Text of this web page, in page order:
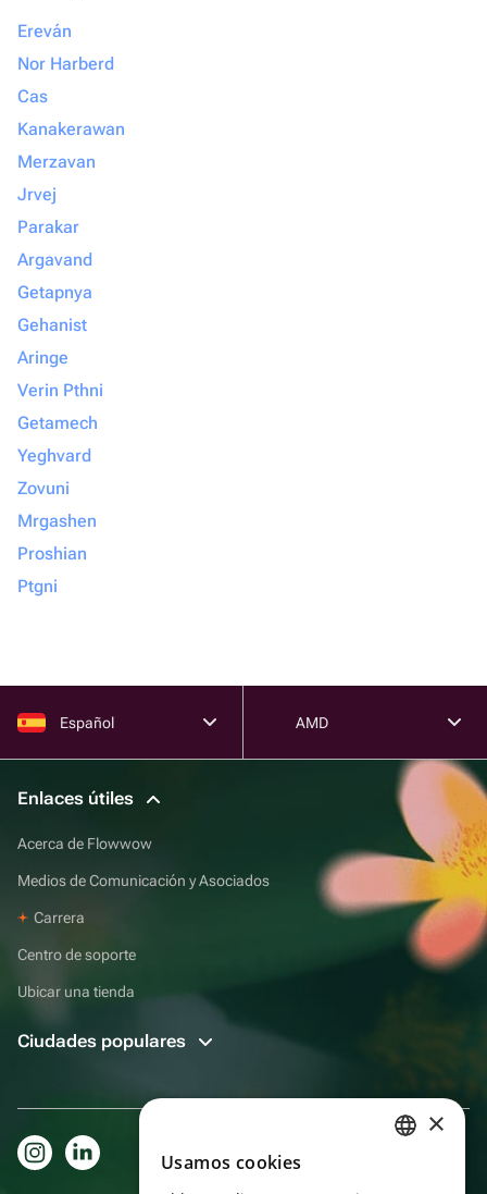
Ereván
Nor Harberd
Cas
Kanakerawan
Merzavan
Jrvej
Parakar
Argavand
Getapnya
Gehanist
Aringe
Verin Pthni
Getamech
Yeghvard
Zovuni
Mrgashen
Proshian
Ptgni
Español AMD
Enlaces útiles
Acerca de Flowwow
Medios de Comunicación y Asociados
Carrera
Centro de soporte
Ubicar una tienda
Ciudades populares
×
Usamos cookies